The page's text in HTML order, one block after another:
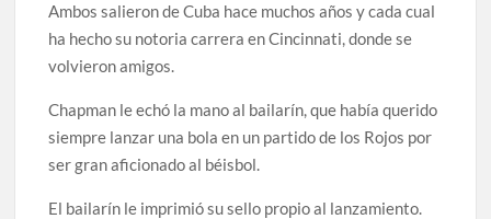
Ambos salieron de Cuba hace muchos años y cada cual
ha hecho su notoria carrera en Cincinnati, donde se
volvieron amigos.
Chapman le echó la mano al bailarín, que había querido
siempre lanzar una bola en un partido de los Rojos por
ser gran aficionado al béisbol.
El bailarín le imprimió su sello propio al lanzamiento.